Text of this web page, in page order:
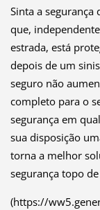
Sinta a
que,
estrada, está
depois de um
seguro não
completo para o
segurança em
sua disposição
torna a melhor
segurança topo
(https://